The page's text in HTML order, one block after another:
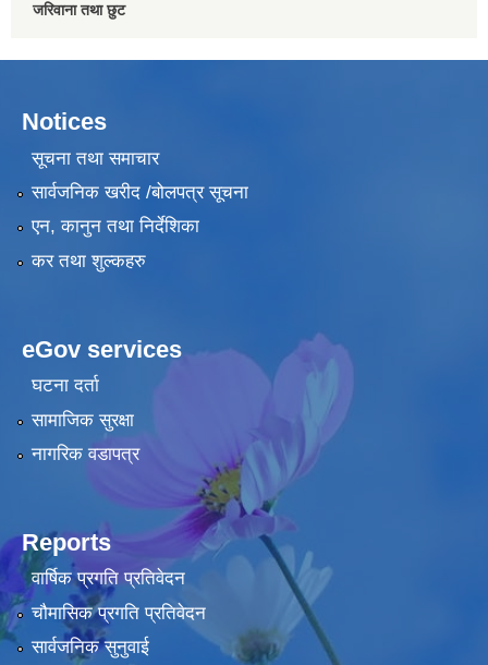
जरिवाना तथा छुट
Notices
सूचना तथा समाचार
सार्वजनिक खरीद /बोलपत्र सूचना
एन, कानुन तथा निर्देशिका
कर तथा शुल्कहरु
eGov services
घटना दर्ता
सामाजिक सुरक्षा
नागरिक वडापत्र
Reports
वार्षिक प्रगति प्रतिवेदन
चौमासिक प्रगति प्रतिवेदन
सार्वजनिक सुनुवाई